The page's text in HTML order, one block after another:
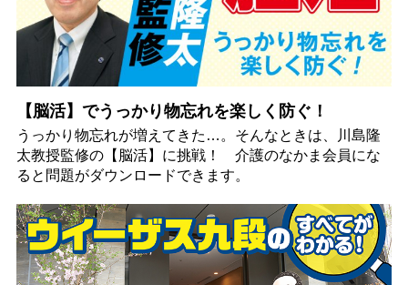
【脳活】でうっかり物忘れを楽しく防ぐ！
うっかり物忘れが増えてきた…。そんなときは、川島隆
太教授監修の【脳活】に挑戦！ 介護のなかま会員にな
ると問題がダウンロードできます。